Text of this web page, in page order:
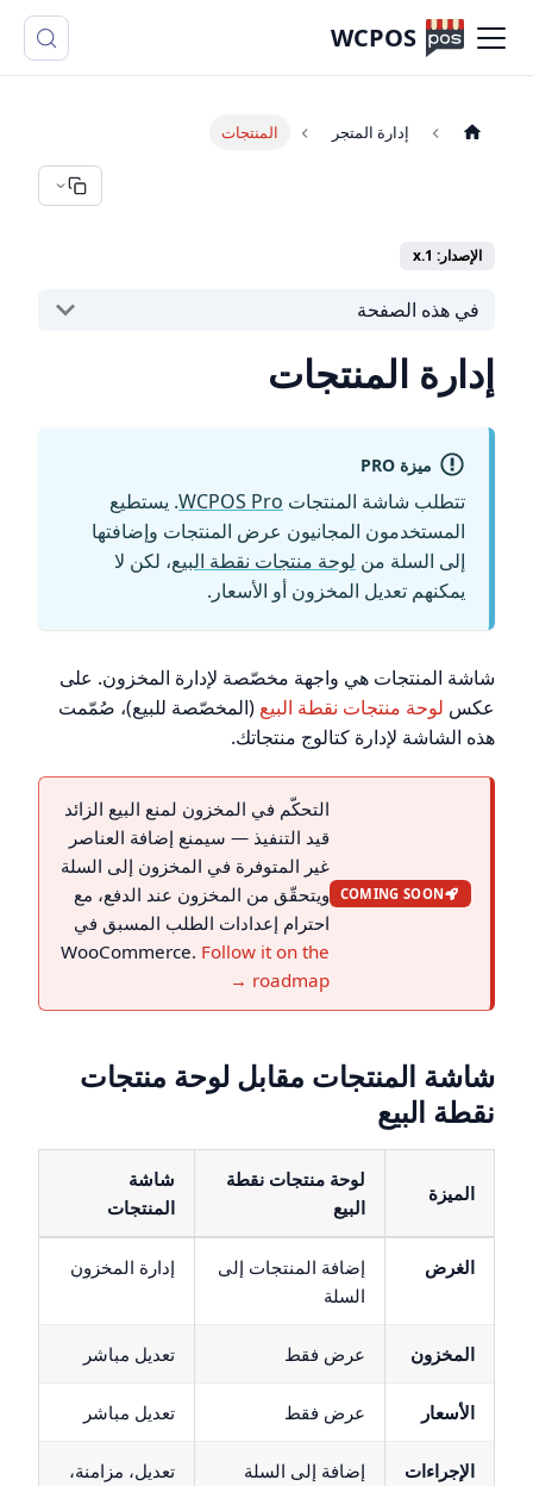
WCPOS
إدارة المتجر المنتجات
الإصدار: 1.x
في هذه الصفحة
إدارة المنتجات
ميزة PRO
تتطلب شاشة المنتجات WCPOS Pro. يستطيع
المستخدمون المجانيون عرض المنتجات وإضافتها
إلى السلة من لوحة منتجات نقطة البيع، لكن لا
يمكنهم تعديل المخزون أو الأسعار.
شاشة المنتجات هي واجهة مخصّصة لإدارة المخزون. على
عكس لوحة منتجات نقطة البيع (المخصّصة للبيع)، صُمّمت
هذه الشاشة لإدارة كتالوج منتجاتك.
COMING SOON
التحكّم في المخزون لمنع البيع الزائد
قيد التنفيذ — سيمنع إضافة العناصر
غير المتوفرة في المخزون إلى السلة
ويتحقّق من المخزون عند الدفع، مع
احترام إعدادات الطلب المسبق في
WooCommerce. Follow it on the
roadmap →
شاشة المنتجات مقابل لوحة منتجات
نقطة البيع
الميزة
لوحة منتجات نقطة
البيع
شاشة
المنتجات
الغرض
إضافة المنتجات إلى
السلة
إدارة المخزون
المخزون عرض فقط تعديل مباشر
الأسعار عرض فقط تعديل مباشر
الإجراءات إضافة إلى السلة
تعديل، مزامنة،